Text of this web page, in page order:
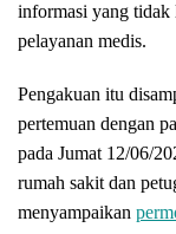
informasi yang tidak
pelayanan medis.
Pengakuan itu
pertemuan dengan
pada Jumat 12/06/
rumah sakit dan
menyampaikan